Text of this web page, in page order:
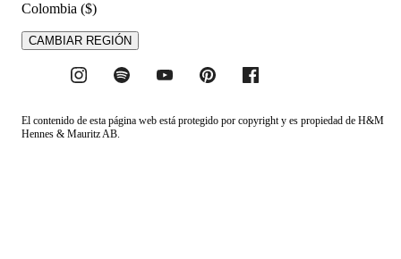
Colombia ($)
CAMBIAR REGIÓN
El contenido de esta página web está protegido por copyright y es propiedad de H&M
Hennes & Mauritz AB.